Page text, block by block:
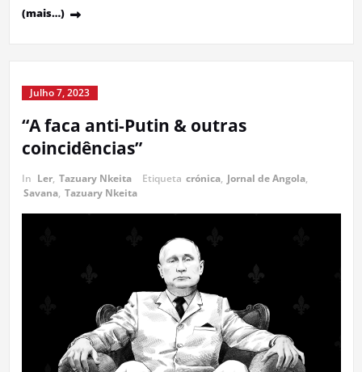
(mais…)
Julho 7, 2023
“A faca anti-Putin & outras
coincidências”
In Ler, Tazuary Nkeita Etiqueta crónica, Jornal de Angola,
Savana, Tazuary Nkeita